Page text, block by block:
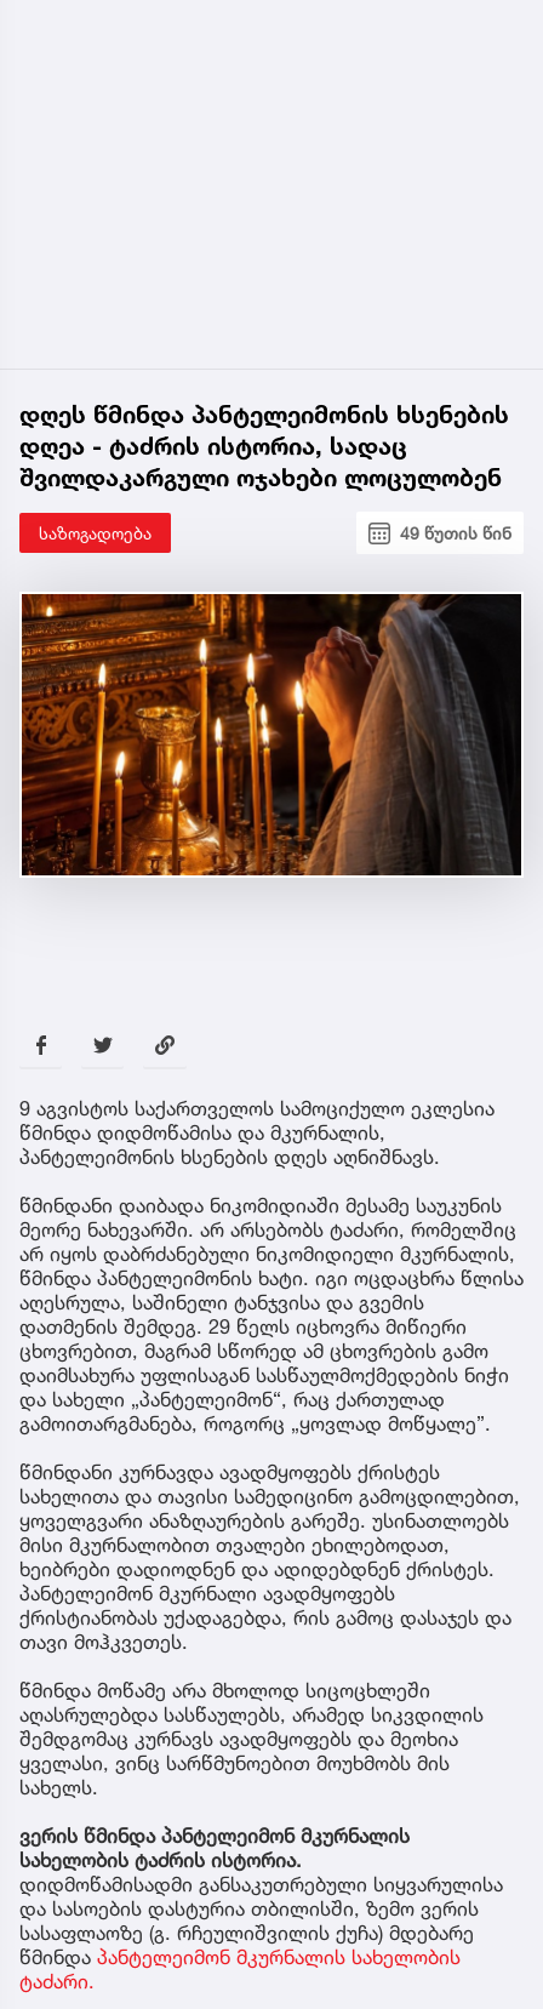
დღეს წმინდა პანტელეიმონის ხსენების
დღეა - ტაძრის ისტორია, სადაც
შვილდაკარგული ოჯახები ლოცულობენ
საზოგადოება 49 წუთის წინ
9 აგვისტოს საქართველოს სამოციქულო ეკლესია
წმინდა დიდმოწამისა და მკურნალის,
პანტელეიმონის ხსენების დღეს აღნიშნავს.
წმინდანი დაიბადა ნიკომიდიაში მესამე საუკუნის
მეორე ნახევარში. არ არსებობს ტაძარი, რომელშიც
არ იყოს დაბრძანებული ნიკომიდიელი მკურნალის,
წმინდა პანტელეიმონის ხატი. იგი ოცდაცხრა წლისა
აღესრულა, საშინელი ტანჯვისა და გვემის
დათმენის შემდეგ. 29 წელს იცხოვრა მიწიერი
ცხოვრებით, მაგრამ სწორედ ამ ცხოვრების გამო
დაიმსახურა უფლისაგან სასწაულმოქმედების ნიჭი
და სახელი „პანტელეიმონ“, რაც ქართულად
გამოითარგმანება, როგორც „ყოვლად მოწყალე”.
წმინდანი კურნავდა ავადმყოფებს ქრისტეს
სახელითა და თავისი სამედიცინო გამოცდილებით,
ყოველგვარი ანაზღაურების გარეშე. უსინათლოებს
მისი მკურნალობით თვალები ეხილებოდათ,
ხეიბრები დადიოდნენ და ადიდებდნენ ქრისტეს.
პანტელეიმონ მკურნალი ავადმყოფებს
ქრისტიანობას უქადაგებდა, რის გამოც დასაჯეს და
თავი მოჰკვეთეს.
წმინდა მოწამე არა მხოლოდ სიცოცხლეში
აღასრულებდა სასწაულებს, არამედ სიკვდილის
შემდგომაც კურნავს ავადმყოფებს და მეოხია
ყველასი, ვინც სარწმუნოებით მოუხმობს მის
სახელს.
ვერის წმინდა პანტელეიმონ მკურნალის
სახელობის ტაძრის ისტორია.
დიდმოწამისადმი განსაკუთრებული სიყვარულისა
და სასოების დასტურია თბილისში, ზემო ვერის
სასაფლაოზე (გ. რჩეულიშვილის ქუჩა) მდებარე
წმინდა პანტელეიმონ მკურნალის სახელობის
ტაძარი.